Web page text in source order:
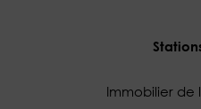
Immobilier de